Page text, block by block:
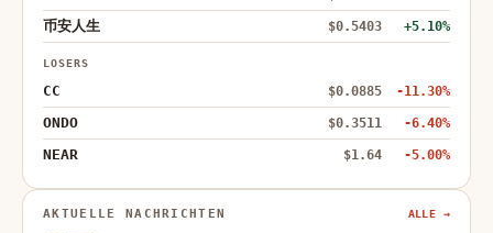
币安人生 $0.5403 +5.10%
LOSERS
CC $0.0885 -11.30%
ONDO $0.3511 -6.40%
NEAR $1.64 -5.00%
AKTUELLE NACHRICHTEN ALLE →